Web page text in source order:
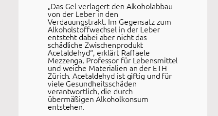
„Das Gel verlagert den Alkoholabbau
von der Leber in den
Verdauungstrakt. Im Gegensatz zum
Alkoholstoffwechsel in der Leber
entsteht dabei aber nicht das
schädliche Zwischenprodukt
Acetaldehyd“, erklärt Raffaele
Mezzenga, Professor für Lebensmittel
und weiche Materialien an der ETH
Zürich. Acetaldehyd ist giftig und für
viele Gesundheitsschäden
verantwortlich, die durch
übermäßigen Alkoholkonsum
entstehen.